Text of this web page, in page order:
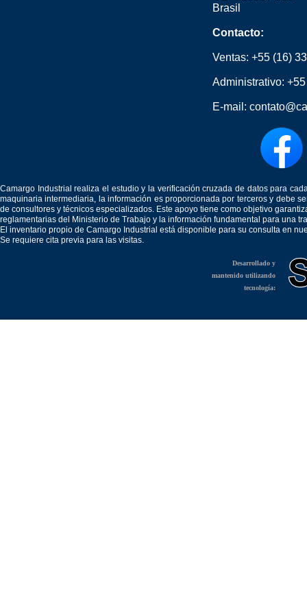
Brasil
Contacto:
Ventas: +55 (16)
Administrativo:
E-mail:
Camargo Industrial realiza el estudio y la verificación cruzada de datos para
maquinaria intermediaria, la información es proporcionada por terceros y debe
de consultores y técnicos especializados. Este apoyo tiene como objetivo
reglamentarias del Ministerio de Trabajo y la información fundamental para una
El inventario propio de Camargo Industrial está disponible para su consulta en
Se requiere cita previa para las visitas.
Desarrollado y
mantenido utilizando
tecnología: